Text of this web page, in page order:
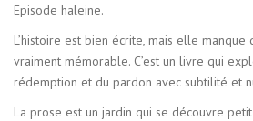
Episode haleine.
L’histoire est bien écrite, mais elle
vraiment mémorable. C’est un livre qui
rédemption et du pardon avec subtilité et
La prose est un jardin qui se découvre